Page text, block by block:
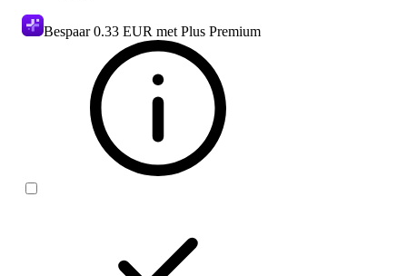
Bespaar0.33 EUR met Plus Premium